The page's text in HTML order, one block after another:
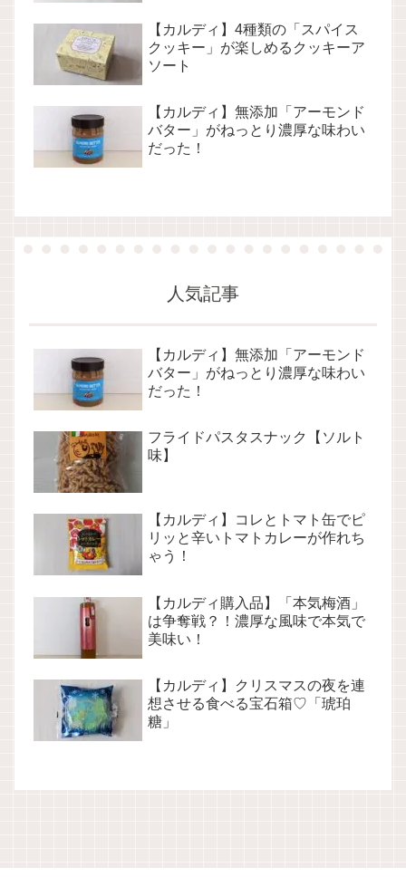
【カルディ】4種類の「スパイス
クッキー」が楽しめるクッキーア
ソート
【カルディ】無添加「アーモンド
バター」がねっとり濃厚な味わい
だった！
人気記事
【カルディ】無添加「アーモンド
バター」がねっとり濃厚な味わい
だった！
フライドパスタスナック【ソルト
味】
【カルディ】コレとトマト缶でピ
リッと辛いトマトカレーが作れち
ゃう！
【カルディ購入品】「本気梅酒」
は争奪戦？！濃厚な風味で本気で
美味い！
【カルディ】クリスマスの夜を連
想させる食べる宝石箱♡「琥珀
糖」